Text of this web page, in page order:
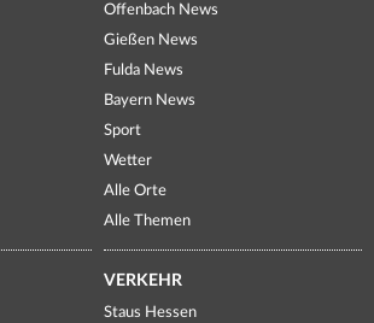
Offenbach News
Gießen News
Fulda News
Bayern News
Sport
Wetter
Alle Orte
Alle Themen
VERKEHR
Staus Hessen